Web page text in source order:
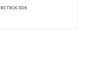
RETROCEDE